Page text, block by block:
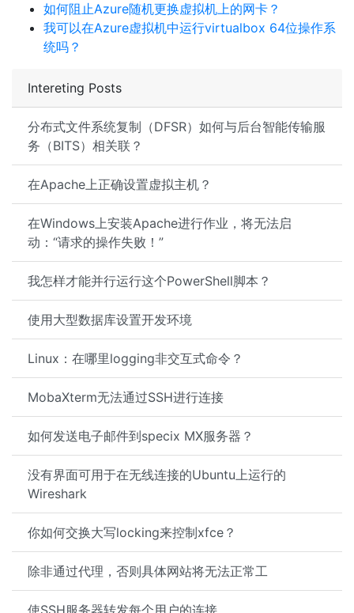
Intereting Posts
分布式文件系统复制（DFSR）如何与后台智能传输服
务（BITS）相关联？
在Apache上正确设置虚拟主机？
在Windows上安装Apache进行作业，将无法启
动：“请求的操作失败！”
我怎样才能并行运行这个PowerShell脚本？
使用大型数据库设置开发环境
Linux：在哪里logging非交互式命令？
MobaXterm无法通过SSH进行连接
如何发送电子邮件到specix MX服务器？
没有界面可用于在无线连接的Ubuntu上运行的
Wireshark
你如何交换大写locking来控制xfce？
除非通过代理，否则具体网站将无法正常工
使SSH服务器转发每个用户的连接
如何阻止Azure随机更换虚拟机上的网卡？
我可以在Azure虚拟机中运行virtualbox 64位操作系
统吗？